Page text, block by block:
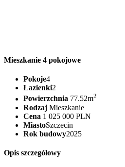
Mieszkanie 4 pokojowe
Pokoje4
Łazienki2
Powierzchnia 77.52m2
Rodzaj Mieszkanie
Cena 1 025 000 PLN
MiastoSzczecin
Rok budowy2025
Opis szczegółowy